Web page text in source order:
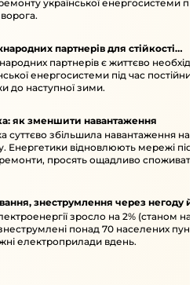
української енергосистеми
партнерів для стійкості
партнерів є життєво
енергосистеми під час
до наступної зими.
як зменшити навантаження
суттєво збільшила навантаження на
Енергетики відновлюють мережі
просять ощадливо
знеструмлення через негоду
зросло на 2% (станом на
понад 70 населених
електроприлади вдень.